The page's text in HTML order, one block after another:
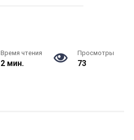
Время чтения
2 мин.
Просмотры
73